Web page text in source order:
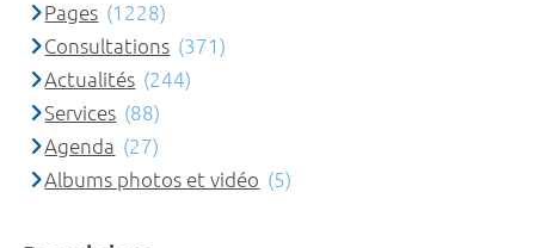
Pages (1228)
Consultations (371)
Actualités (244)
Services (88)
Agenda (27)
Albums photos et vidéo (5)